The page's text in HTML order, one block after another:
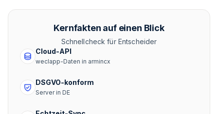
Kernfakten auf einen Blick
Schnellcheck für Entscheider
Cloud-API
weclapp-Daten in armincx
DSGVO-konform
Server in DE